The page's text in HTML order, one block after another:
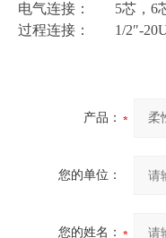
电气连接： 5芯， 6
过程连接：
1/2″-
产品：
您的单位：
您的姓名：